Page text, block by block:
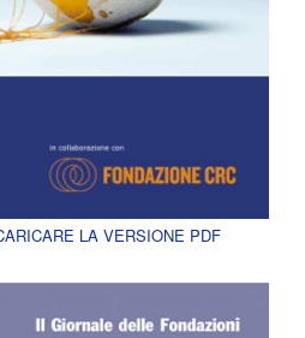
LA VERSIONE PDF